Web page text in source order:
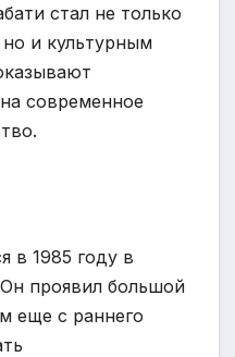
стал не только
и культурным
современное
в 1985 году в
проявил большой
еще с раннего